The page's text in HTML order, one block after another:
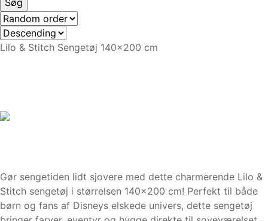
Lilo & Stitch Sengetøj 140x200 cm
Gør sengetiden lidt sjovere med dette charmerende Lilo &
Stitch sengetøj i størrelsen 140×200 cm! Perfekt til både
børn og fans af Disneys elskede univers, dette sengetøj